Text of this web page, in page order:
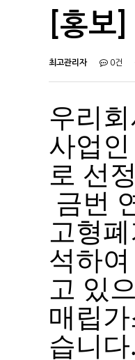
[홍보
최고관리자 0건
우리
사업
로 선
금번
고형
석하
고 있
매립
습니다.